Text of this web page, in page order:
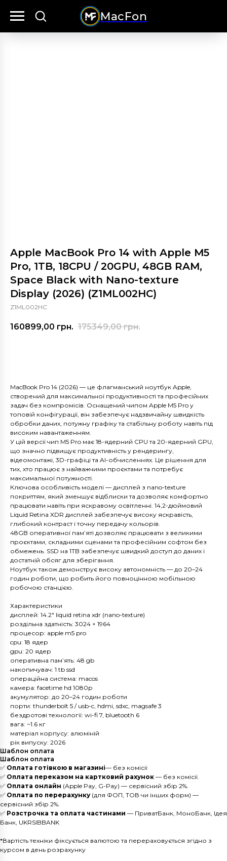
MacFon
Apple MacBook Pro 14 with Apple M5
Pro, 1TB, 18CPU / 20GPU, 48GB RAM,
Space Black with Nano-texture
Display (2026) (Z1ML002HC)
Z1ML002HC
160899,00 грн. 175349,00 грн.
MacBook Pro 14 (2026) — це флагманський ноутбук Apple,
створений для максимальної продуктивності та професійних
задач без компромісів. Оснащений чипом Apple M5 Pro у
топовій конфігурації, він забезпечує надзвичайну швидкість
обробки даних, потужну графіку та стабільну роботу навіть під
високим навантаженням.
У цій версії чип M5 Pro має 18-ядерний CPU та 20-ядерний GPU,
що значно підвищує продуктивність у рендерингу,
відеомонтажі, 3D-графіці та AI-обчисленнях. Це рішення для
тих, хто працює з найважчими проєктами та потребує
максимальної потужності.
Ключова особливість моделі — дисплей з nano-texture
покриттям, який зменшує відблиски та дозволяє комфортно
працювати навіть при яскравому освітленні. 14,2-дюймовий
Liquid Retina XDR дисплей забезпечує високу яскравість,
глибокий контраст і точну передачу кольорів.
48GB оперативної пам’яті дозволяє працювати з великими
проєктами, складними сценами та професійним софтом без
обмежень. SSD на 1TB забезпечує швидкий доступ до даних і
достатній обсяг для зберігання.
Ноутбук також демонструє високу автономність — до 20–24
годин роботи, що робить його повноцінною мобільною
робочою станцією.
Характеристики
дисплей: 14.2" liquid retina xdr (nano-texture)
роздільна здатність: 3024 × 1964
процесор: apple m5 pro
cpu: 18 ядер
gpu: 20 ядер
оперативна пам’ять: 48 gb
накопичувач: 1 tb ssd
операційна система: macos
камера: facetime hd 1080p
акумулятор: до 20–24 годин роботи
порти: thunderbolt 5 / usb-c, hdmi, sdxc, magsafe 3
бездротові технології: wi-fi 7, bluetooth 6
вага: ~1.6 кг
матеріал корпусу: алюміній
рік випуску: 2026
Шаблон оплата
Шаблон оплата
✅ Оплата готівкою в магазині— без комісії
✅ Оплата переказом на картковий рахунок — без комісії.
✅ Оплата онлайн (Apple Pay, G-Pay) — сервісний збір 2%.
✅ Оплата по перерахунку (для ФОП, ТОВ чи інших форм) —
сервісний збір 2%.
✅ Розстрочка та оплата частинами — ПриватБанк, МоноБанк, Ідея
Банк, UKRSIBBANK
*Вартість техніки фіксується валютою та перераховується згідно з
курсом в день розрахунку